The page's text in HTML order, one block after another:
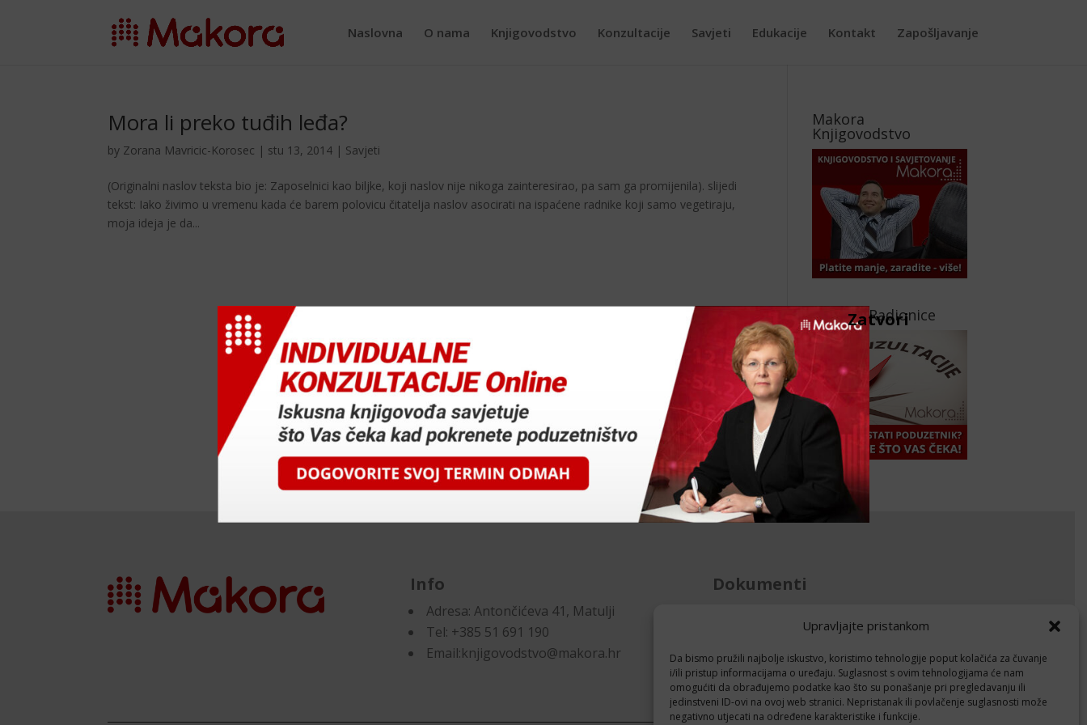
Upravljajte pristankom
Da bismo pružili najbolje iskustvo, koristimo tehnologije poput kolačića za čuvanje
i/ili pristup informacijama o uređaju. Suglasnost s ovim tehnologijama će nam
omogućiti da obrađujemo podatke kao što su ponašanje pri pregledavanju ili
jedinstveni ID-ovi na ovoj web stranici. Nepristanak ili povlačenje suglasnosti može
negativno utjecati na određene karakteristike i funkcije.
Naslovna O nama Knjigovodstvo Konzultacije Savjeti Edukacije Kontakt Zapošljavanje
Mora li preko tuđih leđa?
by Zorana Mavricic-Korosec | stu 13, 2014| Savjeti
(Originalni naslov teksta bio je: Zaposelnici kao biljke, koji naslov nije nikoga zainteresirao, pa sam ga promijenila). slijedi
tekst: Iako živimo u vremenu kada će barem polovicu či­tatelja naslov asocirati na ispaćene radnike koji samo vegetiraju,
moja ideja je da...
Makora
Knjigovodstvo
Makora Radionice
Info
Adresa: Antončićeva 41, Matulji
Tel: +385 51 691 190
Email:knjigovodstvo@makora.hr
Dokumenti
Politika kolačića (EU)
Follow
Zatvori